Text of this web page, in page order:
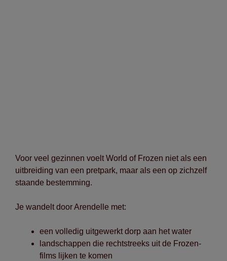
Voor veel gezinnen voelt World of Frozen niet als een
uitbreiding van een pretpark, maar als een op zichzelf
staande bestemming.
Je wandelt door Arendelle met:
een volledig uitgewerkt dorp aan het water
landschappen die rechtstreeks uit de Frozen-
films lijken te komen